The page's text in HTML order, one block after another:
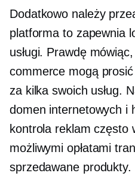
Dodatkowo należy
platforma to zapewnia
usługi. Prawdę
commerce mogą
za kilka swoich usług.
domen internetowych i
kontrola reklam często
możliwymi opłatami
sprzedawane